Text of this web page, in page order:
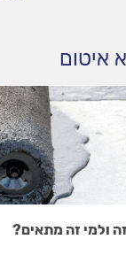
איטום
ולמי זה מתאים?